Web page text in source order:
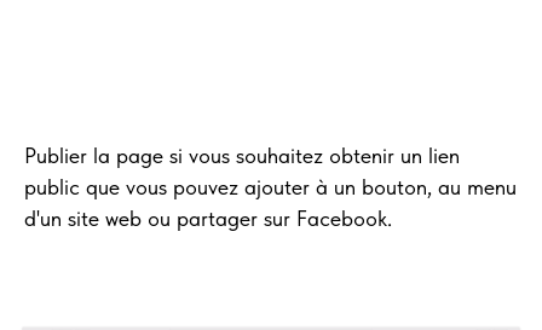
Publier la page si vous souhaitez obtenir un lien
public que vous pouvez ajouter à un bouton, au menu
d'un site web ou partager sur Facebook.